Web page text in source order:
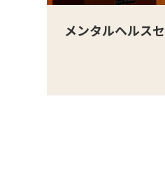
メンタルヘルス